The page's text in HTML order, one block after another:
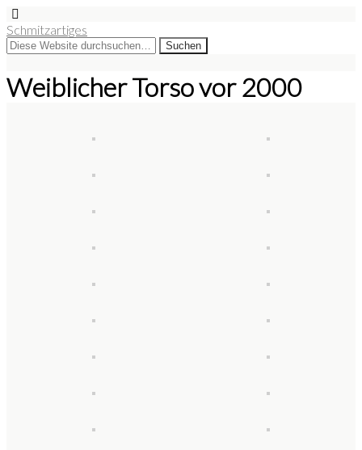
Schmitzartiges
Weiblicher Torso vor 2000